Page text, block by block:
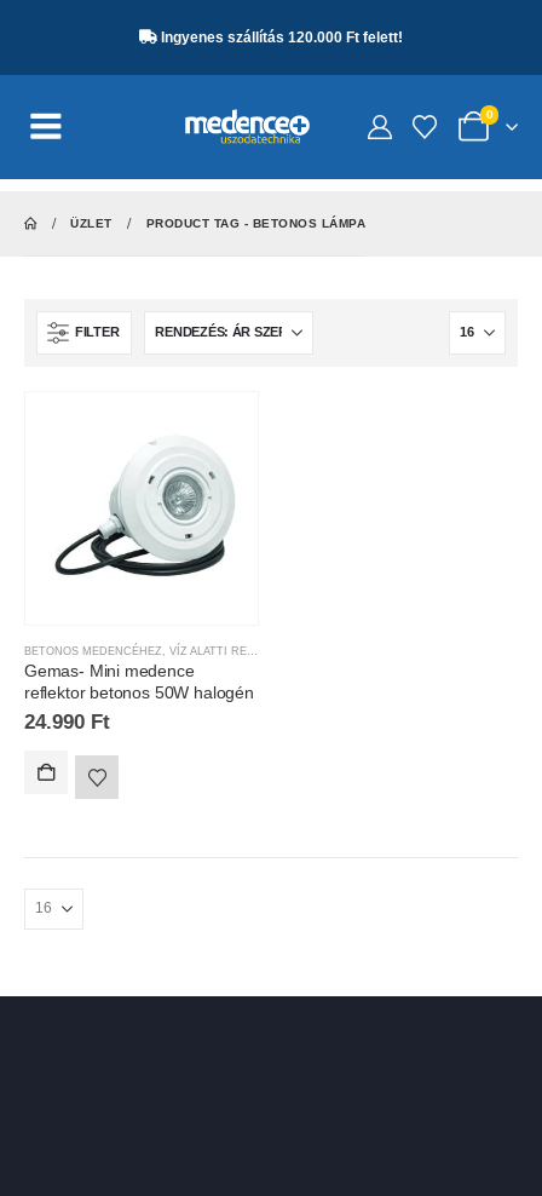
Ingyenes szállítás 120.000 Ft felett!
0
ÜZLET PRODUCT TAG - BETONOS LÁMPA
FILTER
BETONOS MEDENCÉHEZ , VÍZ ALATTI REFLEKTOROK
Gemas- Mini medence
reflektor betonos 50W halogén
24.990 Ft